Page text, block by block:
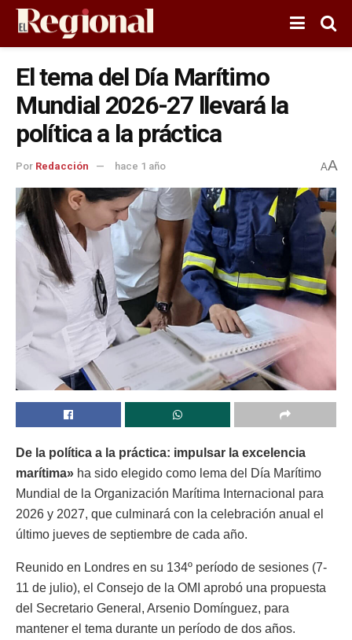
El tema del Día Marítimo
Mundial 2026-27 llevará la
política a la práctica
Por Redacción hace 1 año AA
De la política a la práctica: impulsar la excelencia
marítima» ha sido elegido como lema del Día Marítimo
Mundial de la Organización Marítima Internacional para
2026 y 2027, que culminará con la celebración anual el
último jueves de septiembre de cada año.
Reunido en Londres en su 134º período de sesiones (7-
11 de julio), el Consejo de la OMI aprobó una propuesta
del Secretario General, Arsenio Domínguez, para
mantener el tema durante un período de dos años.